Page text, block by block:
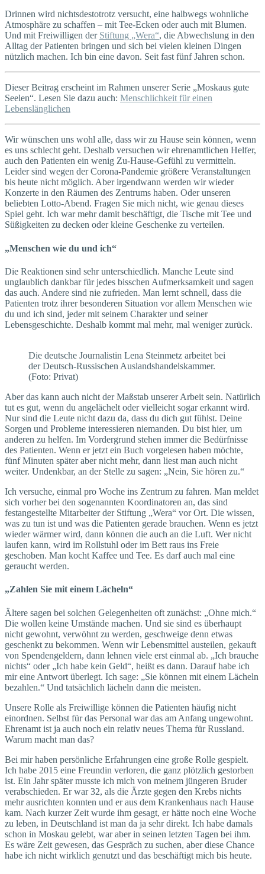
Drinnen wird nichtsdestotrotz versucht, eine halbwegs wohnliche
Atmosphäre zu schaffen – mit Tee-Ecken oder auch mit Blumen.
Und mit Freiwilligen der Stiftung „Wera“, die Abwechslung in den
Alltag der Patienten bringen und sich bei vielen kleinen Dingen
nützlich machen. Ich bin eine davon. Seit fast fünf Jahren schon.
Dieser Beitrag erscheint im Rahmen unserer Serie „Moskaus gute
Seelen“. Lesen Sie dazu auch: Menschlichkeit für einen
Lebenslänglichen
Wir wünschen uns wohl alle, dass wir zu Hause sein können, wenn
es uns schlecht geht. Deshalb versuchen wir ehrenamtlichen Helfer,
auch den Patienten ein wenig Zu-Hause-Gefühl zu vermitteln.
Leider sind wegen der Corona-Pandemie größere Veranstaltungen
bis heute nicht möglich. Aber irgendwann werden wir wieder
Konzerte in den Räumen des Zentrums haben. Oder unseren
beliebten Lotto-Abend. Fragen Sie mich nicht, wie genau dieses
Spiel geht. Ich war mehr damit beschäftigt, die Tische mit Tee und
Süßigkeiten zu decken oder kleine Geschenke zu verteilen.
„Menschen wie du und ich“
Die Reaktionen sind sehr unterschiedlich. Manche Leute sind
unglaublich dankbar für jedes bisschen Aufmerksamkeit und sagen
das auch. Andere sind nie zufrieden. Man lernt schnell, dass die
Patienten trotz ihrer besonderen Situation vor allem Menschen wie
du und ich sind, jeder mit seinem Charakter und seiner
Lebensgeschichte. Deshalb kommt mal mehr, mal weniger zurück.
Die deutsche Journalistin Lena Steinmetz arbeitet bei
der Deutsch-Russischen Auslandshandelskammer.
(Foto: Privat)
Aber das kann auch nicht der Maßstab unserer Arbeit sein. Natürlich
tut es gut, wenn du angelächelt oder vielleicht sogar erkannt wird.
Nur sind die Leute nicht dazu da, dass du dich gut fühlst. Deine
Sorgen und Probleme interessieren niemanden. Du bist hier, um
anderen zu helfen. Im Vordergrund stehen immer die Bedürfnisse
des Patienten. Wenn er jetzt ein Buch vorgelesen haben möchte,
fünf Minuten später aber nicht mehr, dann liest man auch nicht
weiter. Undenkbar, an der Stelle zu sagen: „Nein, Sie hören zu.“
Ich versuche, einmal pro Woche ins Zentrum zu fahren. Man meldet
sich vorher bei den sogenannten Koordinatoren an, das sind
festangestellte Mitarbeiter der Stiftung „Wera“ vor Ort. Die wissen,
was zu tun ist und was die Patienten gerade brauchen. Wenn es jetzt
wieder wärmer wird, dann können die auch an die Luft. Wer nicht
laufen kann, wird im Rollstuhl oder im Bett raus ins Freie
geschoben. Man kocht Kaffee und Tee. Es darf auch mal eine
geraucht werden.
„Zahlen Sie mit einem Lächeln“
Ältere sagen bei solchen Gelegen­heiten oft zunächst: „Ohne mich.“
Die wollen keine Umstände machen. Und sie sind es überhaupt
nicht gewohnt, verwöhnt zu werden, geschweige denn etwas
geschenkt zu bekommen. Wenn wir Lebensmittel austeilen, gekauft
von Spendengeldern, dann lehnen viele erst einmal ab. „Ich brauche
nichts“ oder „Ich habe kein Geld“, heißt es dann. Darauf habe ich
mir eine Antwort überlegt. Ich sage: „Sie können mit einem Lächeln
bezahlen.“ Und tatsächlich lächeln dann die meisten.
Unsere Rolle als Freiwillige können die Patienten häufig nicht
einordnen. Selbst für das Personal war das am Anfang ungewohnt.
Ehrenamt ist ja auch noch ein relativ neues Thema für Russland.
Warum macht man das?
Bei mir haben persönliche Erfahrungen eine große Rolle gespielt.
Ich habe 2015 eine Freundin verloren, die ganz plötzlich gestorben
ist. Ein Jahr später musste ich mich von meinem jüngeren Bruder
verabschieden. Er war 32, als die Ärzte gegen den Krebs nichts
mehr ausrichten konnten und er aus dem Krankenhaus nach Hause
kam. Nach kurzer Zeit wurde ihm gesagt, er hätte noch eine Woche
zu leben, in Deutschland ist man da ja sehr direkt. Ich habe damals
schon in Moskau gelebt, war aber in seinen letzten Tagen bei ihm.
Es wäre Zeit gewesen, das Gespräch zu suchen, aber diese Chance
habe ich nicht wirklich genutzt und das beschäftigt mich bis heute.